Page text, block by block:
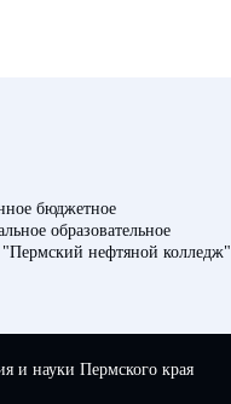
бюджетное
образовательное
нефтяной колледж"
и науки Пермского края